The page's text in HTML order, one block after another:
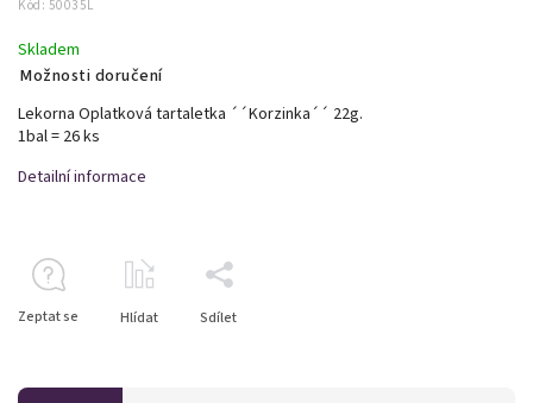
Kód: 50035L
Skladem
Možnosti doručení
Lekorna Oplatková tartaletka ´´Korzinka´´ 22g.
1bal = 26 ks
Detailní informace
Zeptat se Hlídat Sdílet